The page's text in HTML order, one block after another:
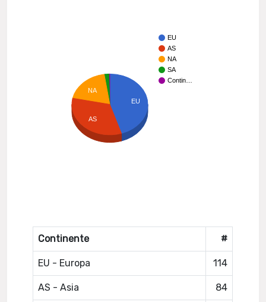
EU
AS
NA
SA
Contin…
EU
NA
AS
Continente #
EU - Europa 114
AS - Asia 84